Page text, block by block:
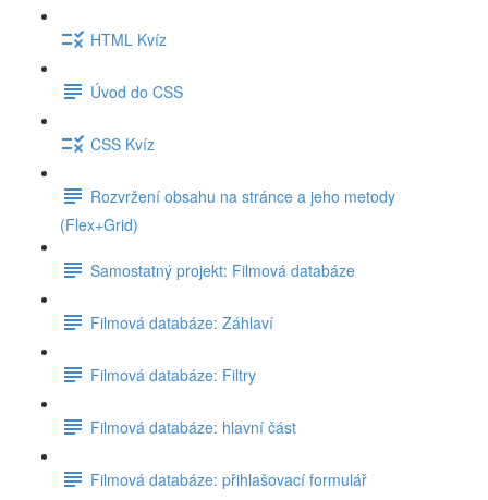
HTML Kvíz
Úvod do CSS
CSS Kvíz
Rozvržení obsahu na stránce a jeho metody
(Flex+Grid)
Samostatný projekt: Filmová databáze
Filmová databáze: Záhlaví
Filmová databáze: Filtry
Filmová databáze: hlavní část
Filmová databáze: přihlašovací formulář